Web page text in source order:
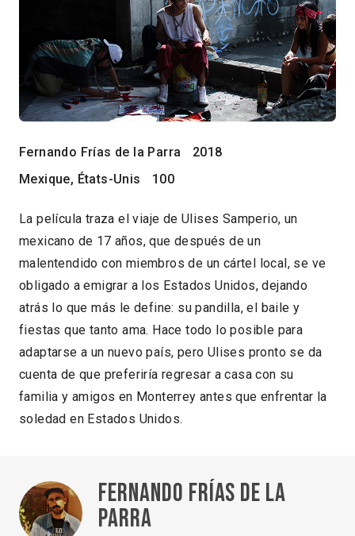
Fernando Frías de la Parra
2018
Mexique, États-Unis
100
La película traza el viaje de Ulises Samperio, un
mexicano de 17 años, que después de un
malentendido con miembros de un cártel local, se ve
obligado a emigrar a los Estados Unidos, dejando
atrás lo que más le define: su pandilla, el baile y
fiestas que tanto ama. Hace todo lo posible para
adaptarse a un nuevo país, pero Ulises pronto se da
cuenta de que preferiría regresar a casa con su
familia y amigos en Monterrey antes que enfrentar la
soledad en Estados Unidos.
Fernando Frías de la
Parra